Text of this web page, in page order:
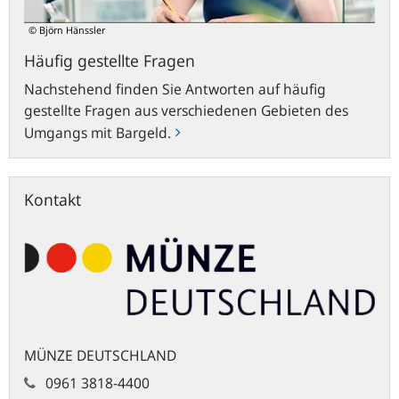
© Björn Hänssler
Häufig gestellte Fragen
Nachstehend finden Sie Antworten auf häufig
gestellte Fragen aus verschiedenen Gebieten des
Umgangs mit Bargeld.
Kontakt
MÜNZE DEUTSCHLAND
0961 3818-4400